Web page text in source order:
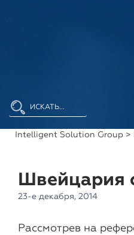
Intelligent Solution Group >
Швейцария
23-е декабря, 2014
Рассмотрев на